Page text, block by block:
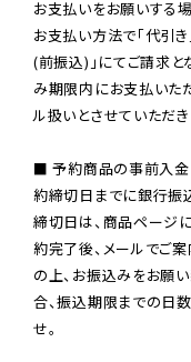
お支払いをお願いする
お支払い方法で「代引
(前振込)」にてご請求と
み期限内にお支払いた
ル扱いとさせていただき
■ 予約商品の事前入金
約締切日までに銀行振
締切日は、商品ページ
約完了後、メールでご
の上、お振込みをお願
合、振込期限までの日
せ。